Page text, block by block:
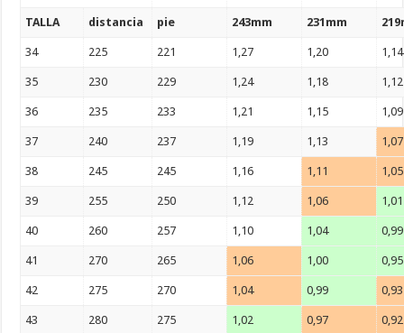
TALLA distancia pie 243mm 231mm
34 225 221 1,27 1,20 1,14
35 230 229 1,24 1,18 1,12
36 235 233 1,21 1,15 1,09
37 240 237 1,19 1,13 1,07
38 245 245 1,16 1,11 1,05
39 255 250 1,12 1,06 1,01
40 260 257 1,10 1,04 0,99
41 270 265 1,06 1,00 0,95
42 275 270 1,04 0,99 0,93
43 280 275 1,02 0,97 0,92